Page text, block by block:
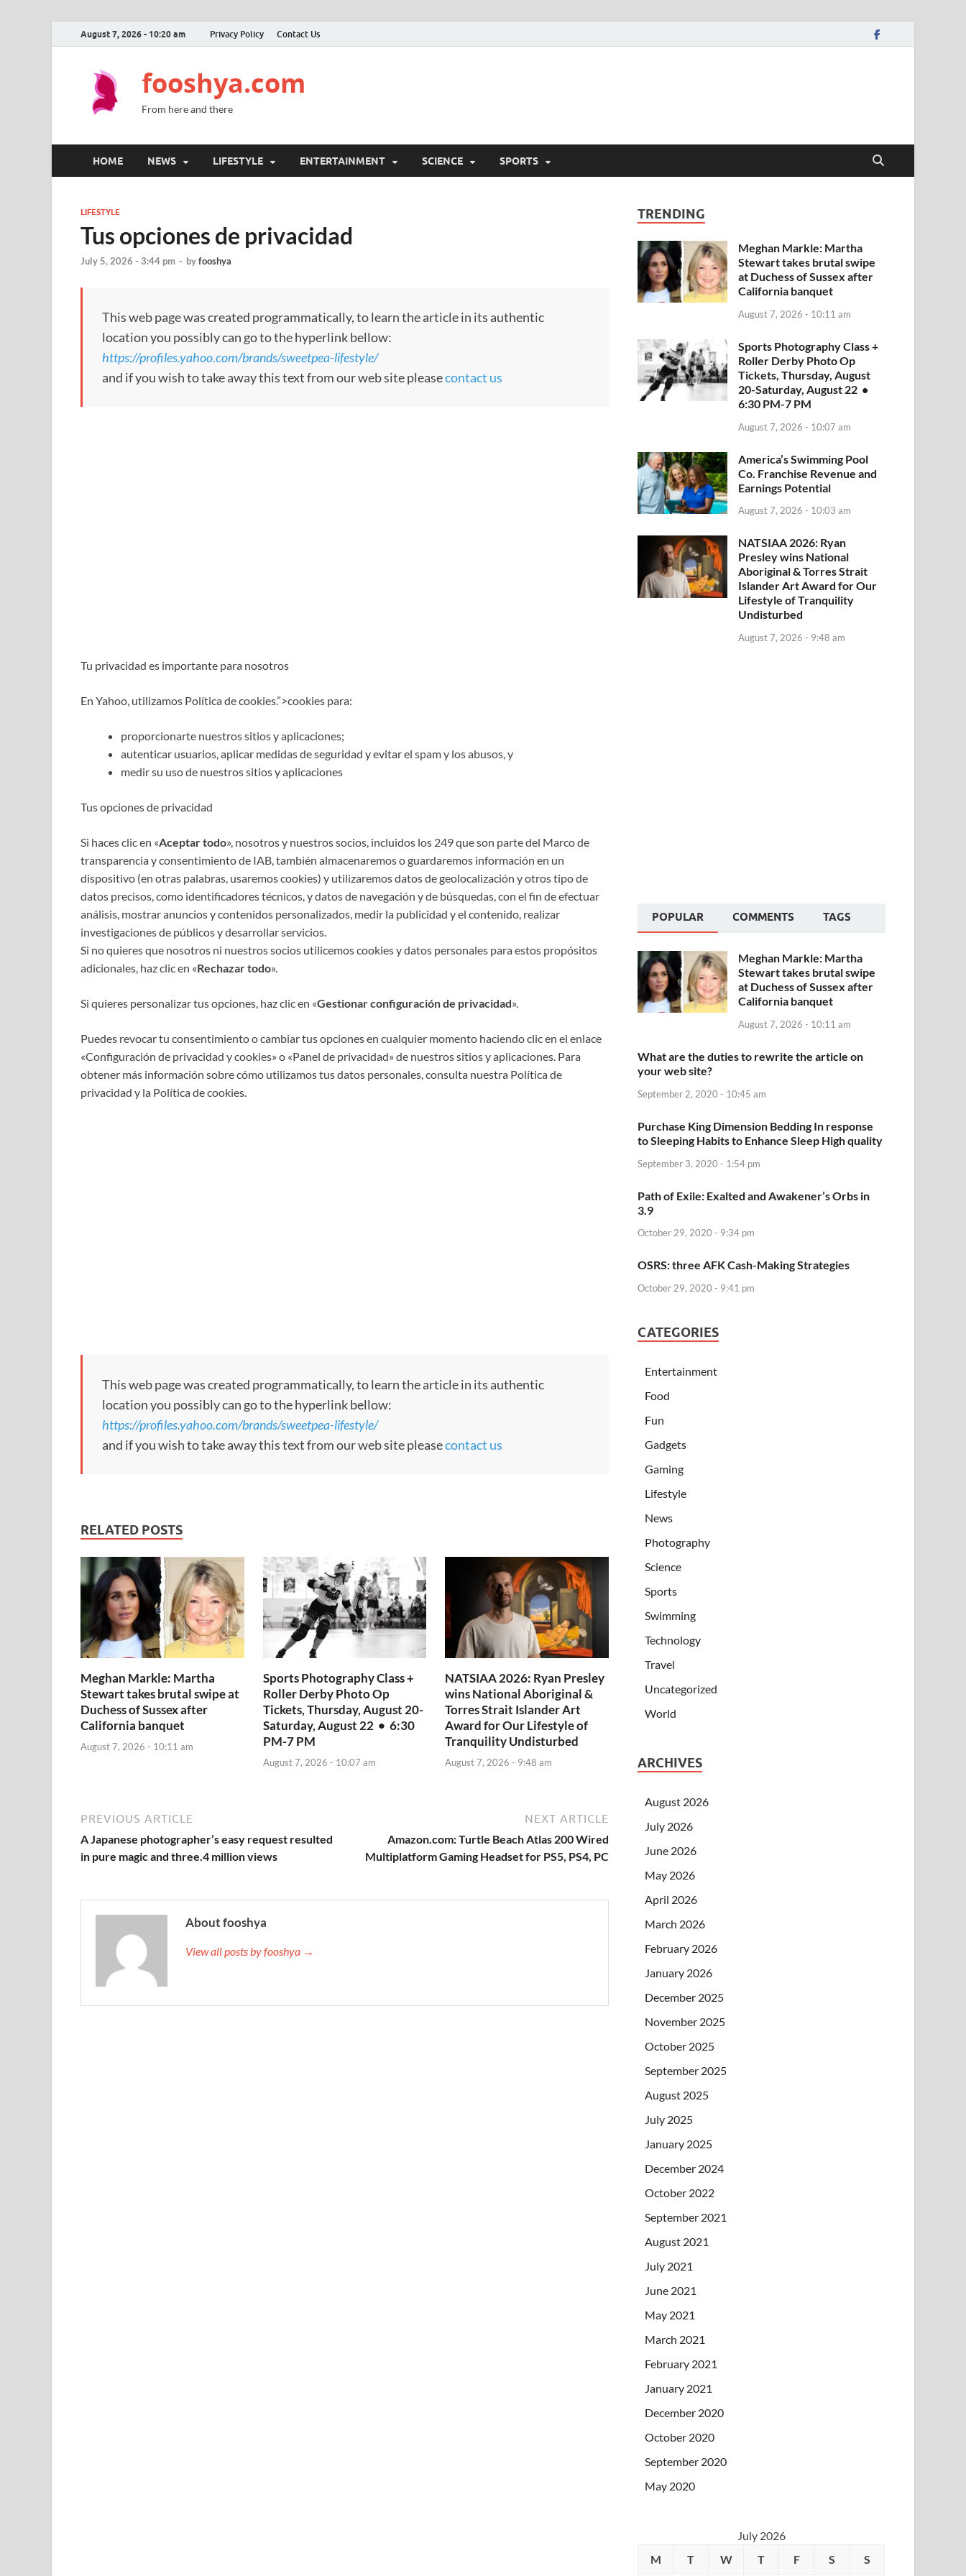
August 7, 2026 - 10:20 am Privacy Policy Contact Us
fooshya.com
From here and there
HOME NEWS LIFESTYLE ENTERTAINMENT SCIENCE SPORTS
LIFESTYLE
Tus opciones de privacidad
July 5, 2026 - 3:44 pm - byfooshya
This web page was created programmatically, to learn the article in its authentic
location you possibly can go to the hyperlink bellow:
https://profiles.yahoo.com/brands/sweetpea-lifestyle/
and if you wish to take away this text from our web site pleasecontact us
Tu privacidad es importante para nosotros
En Yahoo, utilizamos Política de cookies.”>cookies para:
proporcionarte nuestros sitios y aplicaciones;
autenticar usuarios, aplicar medidas de seguridad y evitar el spam y los abusos, y
medirsu uso de nuestros sitios y aplicaciones
Tus opciones de privacidad
Si haces clic en «Aceptar todo», nosotros y nuestros socios, incluidos los 249 que son parte del Marco de
transparencia y consentimiento de IAB, también almacenaremos o guardaremos información en un
dispositivo (en otras palabras, usaremos cookies) y utilizaremos datos de geolocalización y otros tipo de
datos precisos, como identificadores técnicos, y datos de navegación y de búsquedas, con el fin de efectuar
análisis, mostrar anuncios y contenidos personalizados, medir la publicidad y el contenido, realizar
investigaciones de públicos y desarrollar servicios.
Si no quieres que nosotros ni nuestros socios utilicemos cookies y datos personales para estos propósitos
adicionales, haz clic en «Rechazar todo».
Si quieres personalizar tus opciones, haz clic en «Gestionar configuración de privacidad».
Puedes revocar tu consentimiento o cambiar tus opciones en cualquier momento haciendo clic en el enlace
«Configuración de privacidad y cookies» o «Panel de privacidad» de nuestros sitios y aplicaciones. Para
obtener más información sobre cómo utilizamos tus datos personales, consulta nuestra Política de
privacidad y la Política de cookies.
This web page was created programmatically, to learn the article in its authentic
location you possibly can go to the hyperlink bellow:
https://profiles.yahoo.com/brands/sweetpea-lifestyle/
and if you wish to take away this text from our web site pleasecontact us
RELATED POSTS
Meghan Markle: Martha
Stewart takes brutal swipe at
Duchess of Sussex after
California banquet
August 7, 2026 - 10:11 am
Sports Photography Class +
Roller Derby Photo Op
Tickets, Thursday, August 20-
Saturday, August 22 • 6:30
PM-7 PM
August 7, 2026 - 10:07 am
NATSIAA 2026: Ryan Presley
wins National Aboriginal &
Torres Strait Islander Art
Award for Our Lifestyle of
Tranquility Undisturbed
August 7, 2026 - 9:48 am
PREVIOUS ARTICLE
A Japanese photographer’s easy request resulted
in pure magic and three.4 million views
NEXT ARTICLE
Amazon.com: Turtle Beach Atlas 200 Wired
Multiplatform Gaming Headset for PS5, PS4, PC
About fooshya
View all posts by fooshya →
TRENDING
Meghan Markle: Martha
Stewart takes brutal swipe
at Duchess of Sussex after
California banquet
August 7, 2026 - 10:11 am
Sports Photography Class +
Roller Derby Photo Op
Tickets, Thursday, August
20-Saturday, August 22 •
6:30 PM-7 PM
August 7, 2026 - 10:07 am
America’s Swimming Pool
Co. Franchise Revenue and
Earnings Potential
August 7, 2026 - 10:03 am
NATSIAA 2026: Ryan
Presley wins National
Aboriginal & Torres Strait
Islander Art Award for Our
Lifestyle of Tranquility
Undisturbed
August 7, 2026 - 9:48 am
POPULAR COMMENTS TAGS
Meghan Markle: Martha
Stewart takes brutal swipe
at Duchess of Sussex after
California banquet
August 7, 2026 - 10:11 am
What are the duties to rewrite the article on
your web site?
September 2, 2020 - 10:45 am
Purchase King Dimension Bedding In response
to Sleeping Habits to Enhance Sleep High quality
September 3, 2020 - 1:54 pm
Path of Exile: Exalted and Awakener’s Orbs in
3.9
October 29, 2020 - 9:34 pm
OSRS: three AFK Cash-Making Strategies
October 29, 2020 - 9:41 pm
CATEGORIES
Entertainment
Food
Fun
Gadgets
Gaming
Lifestyle
News
Photography
Science
Sports
Swimming
Technology
Travel
Uncategorized
World
ARCHIVES
August 2026
July 2026
June 2026
May 2026
April 2026
March 2026
February 2026
January 2026
December 2025
November 2025
October 2025
September 2025
August 2025
July 2025
January 2025
December 2024
October 2022
September 2021
August 2021
July 2021
June 2021
May 2021
March 2021
February 2021
January 2021
December 2020
October 2020
September 2020
May 2020
July 2026
M
T W T F S S